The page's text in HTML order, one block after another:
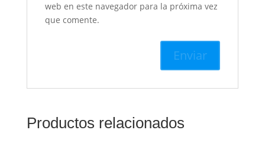
web en este navegador para la próxima vez
que comente.
Productos relacionados